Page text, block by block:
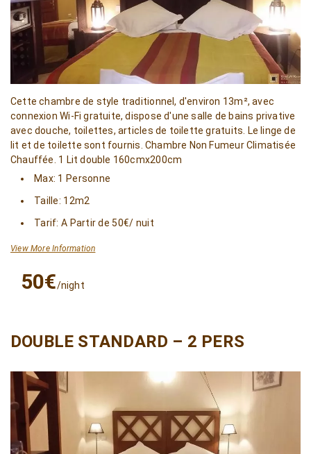
Cette chambre de style traditionnel, d'environ 13m², avec
connexion Wi-Fi gratuite, dispose d'une salle de bains privative
avec douche, toilettes, articles de toilette gratuits. Le linge de
lit et de toilette sont fournis. Chambre Non Fumeur Climatisée
Chauffée. 1 Lit double 160cmx200cm
Max: 1 Personne
Taille: 12m2
Tarif: A Partir de 50€/ nuit
View More Information
50€/night
DOUBLE STANDARD – 2 PERS